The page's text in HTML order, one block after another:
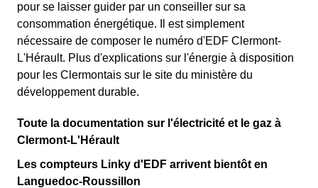
pour se laisser guider par un conseiller sur sa
consommation énergétique. Il est simplement
nécessaire de composer le numéro d'EDF Clermont-
L'Hérault. Plus d'explications sur l'énergie à disposition
pour les Clermontais sur le site du ministère du
développement durable.
Toute la documentation sur l'électricité et le gaz à
Clermont-L'Hérault
Les compteurs Linky d'EDF arrivent bientôt en
Languedoc-Roussillon